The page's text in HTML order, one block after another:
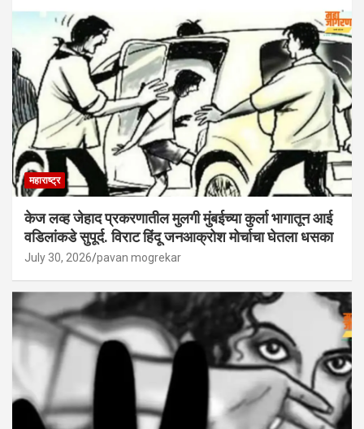
महाराष्ट्र
केज लव्ह जेहाद प्रकरणातील मुलगी मुंबईच्या कुर्ला भागातून आई
वडिलांकडे सुपूर्द. विराट हिंदू जनआक्रोश मोर्चाचा घेतला धसका
July 30, 2026 pavan mogrekar